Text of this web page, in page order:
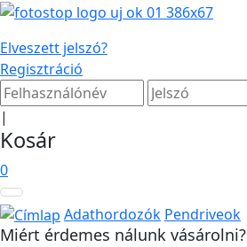
Elveszett jelszó?
Regisztráció
|
Kosár
0
Adathordozók Pendriveok
Miért érdemes nálunk vásárolni?